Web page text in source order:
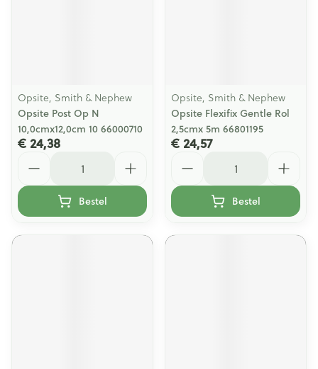
Opsite, Smith & Nephew
Opsite Post Op N
10,0cmx12,0cm 10 66000710
€ 24,38
Bestel
Opsite, Smith & Nephew
Opsite Flexifix Gentle Rol
2,5cmx 5m 66801195
€ 24,57
Bestel